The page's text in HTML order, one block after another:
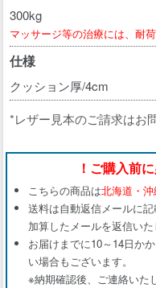
300kg
マッサージ等の治療には、耐
仕様
クッション厚/4cm
*レザー見本のご請求はお
！ご購入前
こちらの商品は北海道・
送料は自動返信メールに
加算したメールを返信いた
お届けまでに10～14日か
い場合もございます。
※納期確認後、ご連絡いた